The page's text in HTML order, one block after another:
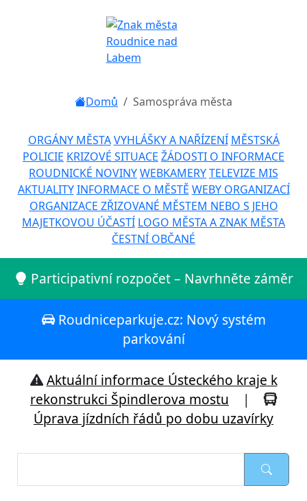
Domů Samospráva města
ORGÁNY MĚSTA VYHLÁŠKY A NAŘÍZENÍ MĚSTSKÁ
POLICIE KRIZOVÉ SITUACE ŽÁDOSTI O INFORMACE
ROUDNICKÉ NOVINYWEBKAMERYTELEVIZE MIS
AKTUALITY INFORMACE O MĚSTĚ WEBY ORGANIZACÍ
ORGANIZACE ZŘIZOVANÉ MĚSTEM NEBO S JEHO
MAJETKOVOU ÚČASTÍ LOGO MĚSTA A ZNAK MĚSTA
ČESTNÍ OBČANÉ
Participativní rozpočet – Navrhněte záměr
Roudniceparkuje.cz: Nový systém
parkování
Aktuální informace Ústeckého kraje k
rekonstrukci Špindlerova mostu |
Úprava jízdních řádů po dobu uzavírky